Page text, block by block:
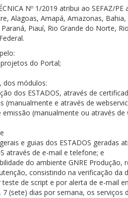
Nº 1/2019 atribui ao SEFAZ/
Alagoas, Amapá, Amazonas,
Piauí, Rio Grande do Norte,
do Portal;
dos módulos:
dos ESTADOS, através de
(manualmente e através de
(manualmente ou através de
e guias dos ESTADOS geradas
através de e-mail e telefone; e
do ambiente GNRE
consistindo na verificação da
de script e por alerta de e-mail
(sete) dias por semana, os serviços